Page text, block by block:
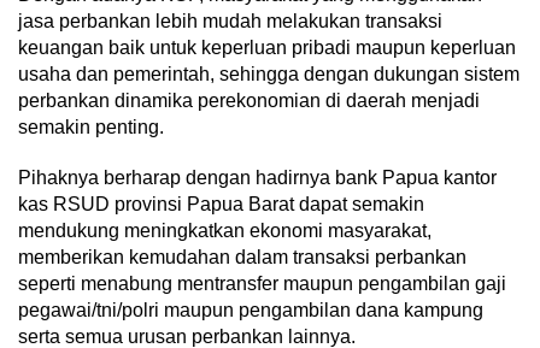
jasa perbankan lebih mudah melakukan transaksi
keuangan baik untuk keperluan pribadi maupun keperluan
usaha dan pemerintah, sehingga dengan dukungan sistem
perbankan dinamika perekonomian di daerah menjadi
semakin penting.
Pihaknya berharap dengan hadirnya bank Papua kantor
kas RSUD provinsi Papua Barat dapat semakin
mendukung meningkatkan ekonomi masyarakat,
memberikan kemudahan dalam transaksi perbankan
seperti menabung mentransfer maupun pengambilan gaji
pegawai/tni/polri maupun pengambilan dana kampung
serta semua urusan perbankan lainnya.